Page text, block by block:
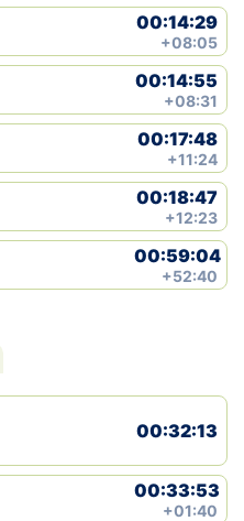
00:14:29
+08:05
00:14:55
+08:31
00:17:48
+11:24
00:18:47
+12:23
00:59:04
+52:40
00:32:13
00:33:53
+01:40